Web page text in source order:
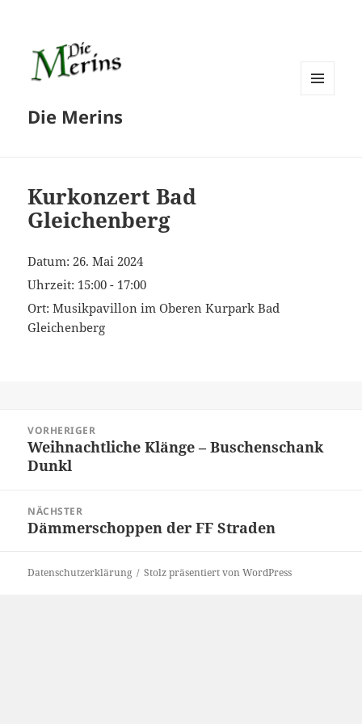
Die Merins
Kurkonzert Bad
Gleichenberg
Datum:26. Mai 2024
Uhrzeit: 15:00 - 17:00
Ort:Musikpavillon im Oberen Kurpark Bad
Gleichenberg
VORHERIGER
Vorheriger
Beitrag:
Weihnachtliche Klänge – Buschenschank
Dunkl
NÄCHSTER
Nächster
Dämmerschoppen der FF Straden
Datenschutzerklärung Stolz präsentiert von WordPress